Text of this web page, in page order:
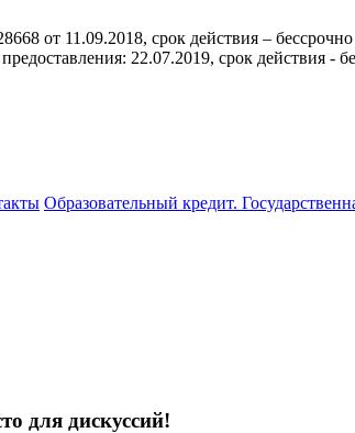
от 11.09.2018, срок действия – бессрочно
22.07.2019, срок действия -
Образовательный кредит.
для дискуссий!